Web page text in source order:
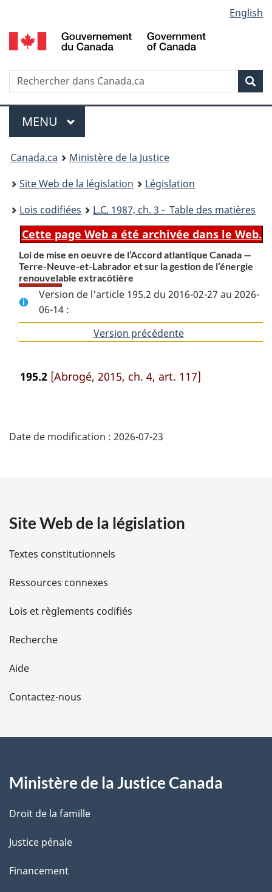
au
contenu
propos
de
la
HTML
simplifiée
selection
English
Recherche
Menu
MENU PRINCIPAL
You
are
here:
Canada.ca
Ministère de la Justice
Site Web de la législation
Législation
Lois codifiées
L.C. 1987, ch. 3 - Table des matières
Cette page Web a été archivée dans le Web.
Loi de mise en oeuvre de l’Accord atlantique Canada —
Terre-Neuve-et-Labrador et sur la gestion de l’énergie
renouvelable extracôtière
Version de l'article 195.2 du 2016-02-27 au 2026-
06-14 :
Version précédentede
195.2 [Abrogé, 2015, ch. 4, art. 117]
é
i
l
s
d
e
l
a
e
Date de modification : 2026-07-23
Site Web de la législation
Textes constitutionnels
Ressources connexes
Lois et règlements codifiés
Recherche
Aide
Contactez-nous
Ministère de la Justice Canada
Droit de la famille
Justice pénale
Financement